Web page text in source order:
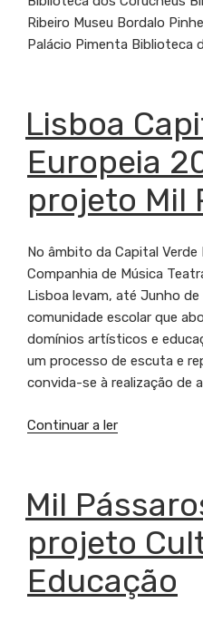
Ribeiro Museu Bordalo
Palácio Pimenta Biblioteca
PUBLICADO
Lisboa
Europeia
projeto Mil
No âmbito da Capital Verde
Companhia de Música
Lisboa levam, até Junho
comunidade escolar que
domínios artísticos e
um processo de escuta e
convida-se à realização de
Continuar a ler“Lisboa
2020
acolhe
projeto
Mil
Pássaros”
EM
Mil
projeto
Educação